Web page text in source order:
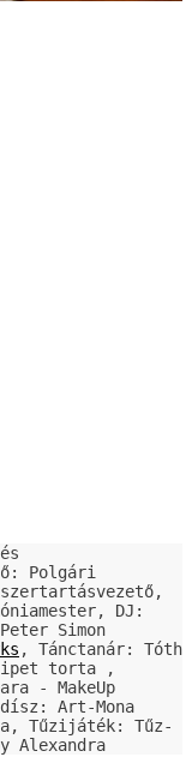
Polgári
DJ:
Simon
, Tánctanár: Tóth
torta ,
- MakeUp
Art-Mona
Tűzijáték: Tűz-
Alexandra